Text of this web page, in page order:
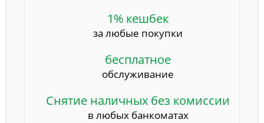
1% кешбек
за любые покупки
бесплатное
обслуживание
Снятие наличных без комиссии
в любых банкоматах